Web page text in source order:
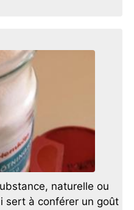
naturelle ou
sert à conférer un goût